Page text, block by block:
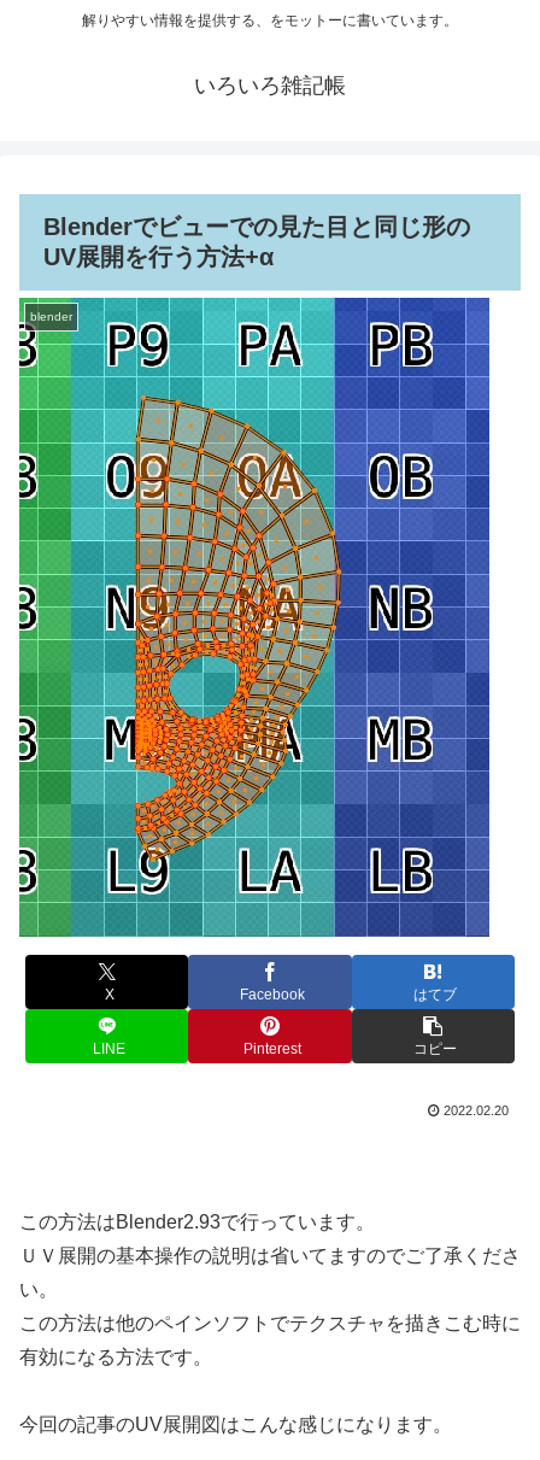
解りやすい情報を提供する、をモットーに書いています。
いろいろ雑記帳
Blenderでビューでの見た目と同じ形の
UV展開を行う方法+α
blender
X Facebook はてブ
LINE Pinterest コピー
2022.02.20
この方法はBlender2.93で行っています。
ＵＶ展開の基本操作の説明は省いてますのでご了承くださ
い。
この方法は他のペインソフトでテクスチャを描きこむ時に
有効になる方法です。
今回の記事のUV展開図はこんな感じになります。